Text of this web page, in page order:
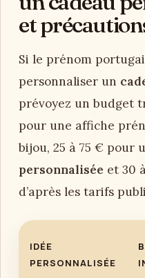
et
Si le prénom
personnaliser un
prévoyez un budget
pour une affiche
bijou, 25 à 75 € pour
personnalisée et 30
d’après les tarifs
IDÉE
PERSONNALISÉE